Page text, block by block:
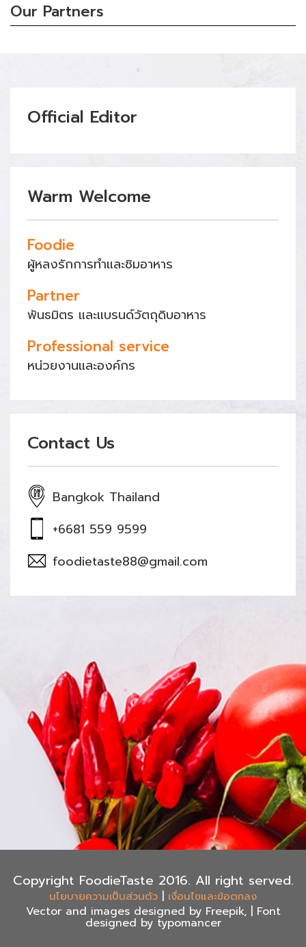
Our Partners
Official Editor
Warm Welcome
Foodie
ผู้หลงรักการทำและชิมอาหาร
Partner
พันธมิตร และแบรนด์วัตถุดิบอาหาร
Professional service
หน่วยงานและองค์กร
Contact Us
Bangkok Thailand
+6681 559 9599
foodietaste88@gmail.com
Copyright FoodieTaste 2016. All right served.
นโยบายความเป็นส่วนตัว เงื่อนไขและข้อตกลง
Vector and images designed by Freepik, | Font
designed by typomancer